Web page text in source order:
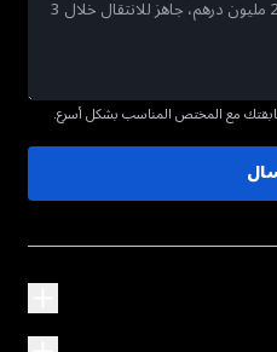
مع المختص المناسب بشكل أسرع.